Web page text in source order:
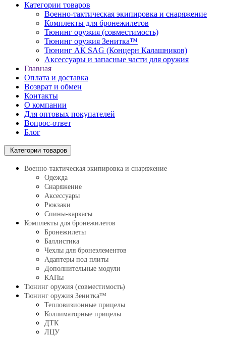
Категории товаров
Военно-тактическая экипировка и снаряжение
Комплекты для бронежилетов
Тюнинг оружия (совместимость)
Тюнинг оружия Зенитка™
Тюнинг АК SAG (Концерн Калашников)
Аксессуары и запасные части для оружия
Главная
Оплата и доставка
Возврат и обмен
Контакты
О компании
Для оптовых покупателей
Вопрос-ответ
Блог
Категории товаров
Военно-тактическая экипировка и снаряжение
Одежда
Снаряжение
Аксессуары
Рюкзаки
Спины-каркасы
Комплекты для бронежилетов
Бронежилеты
Баллистика
Чехлы для бронеэлементов
Адаптеры под плиты
Дополнительные модули
КАПы
Тюнинг оружия (совместимость)
Тюнинг оружия Зенитка™
Тепловизионные прицелы
Коллиматорные прицелы
ДТК
ЛЦУ